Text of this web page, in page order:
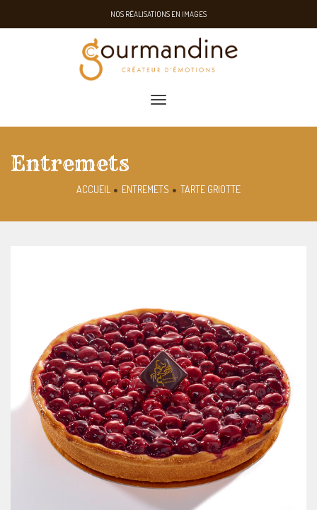
NOS RÉALISATIONS EN IMAGES
toggle navigation
Entremets
ACCUEIL ENTREMETS TARTE GRIOTTE